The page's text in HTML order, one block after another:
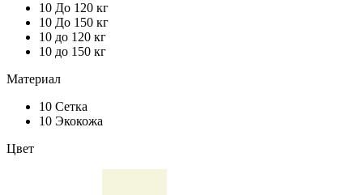
10 До 120 кг
10 До 150 кг
10 до 120 кг
10 до 150 кг
Материал
10 Сетка
10 Экокожа
Цвет